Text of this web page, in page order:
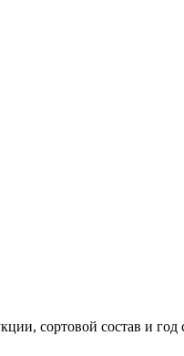
сортовой состав и год